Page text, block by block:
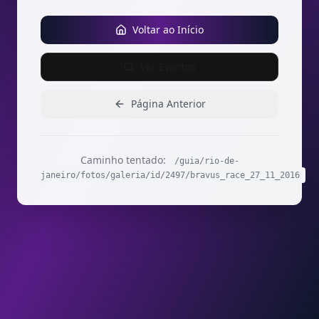
Voltar ao Início
Página Anterior
Caminho tentado:
/guia/rio-de-
janeiro/fotos/galeria/id/2497/bravus_race_27_11_2016